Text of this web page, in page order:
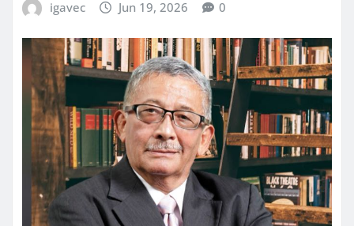
igavec Jun 19, 2026 0